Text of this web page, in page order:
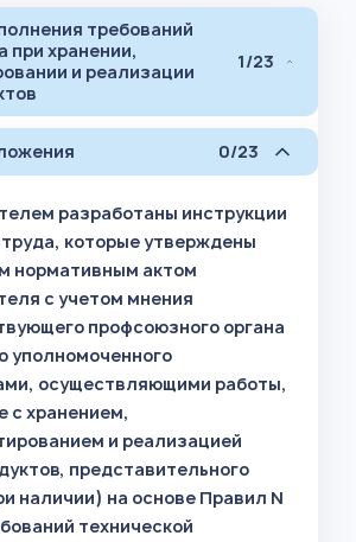
требований
при хранении,
и реализации
1/23
0/23
разработаны инструкции
труда, которые утверждены
нормативным актом
с учетом мнения
профсоюзного органа
уполномоченного
осуществляющими работы,
с хранением,
и реализацией
представительного
наличии) на основе Правил N
технической